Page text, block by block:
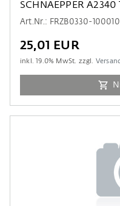
SCHNAEPPER A2340
Art.Nr.: FRZB0330-100010
25,01 EUR
inkl.19.0% MwSt. zzgl. Versand